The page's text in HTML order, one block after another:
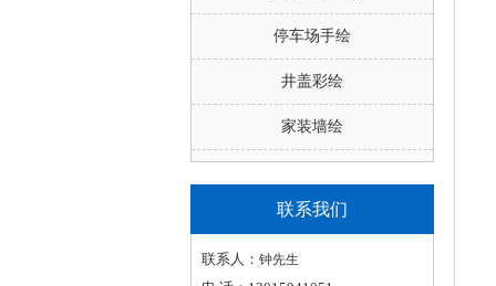
停车场手绘
井盖彩绘
家装墙绘
联系我们
联系人： 钟先生